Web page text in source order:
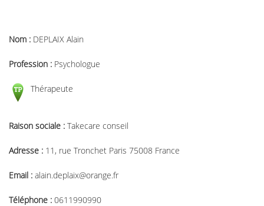
Nom : DEPLAIX Alain
Profession : Psychologue
Thérapeute
Raison sociale : Takecare conseil
Adresse : 11, rue Tronchet Paris 75008 France
Email : alain.deplaix@orange.fr
Téléphone : 0611990990